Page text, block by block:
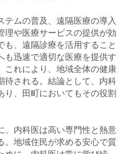
テムの普及、遠隔医療の導入
理や医療サービスの提供が効
も、遠隔診療を活用すること
も迅速で適切な医療を提供す
これにより、地域全体の健康
待される。結論として、内科
り、田町においてもその役割
、内科医は高い専門性と熱意
。地域住民が求める安心で質